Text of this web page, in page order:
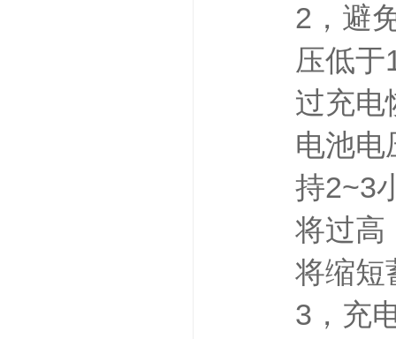
2，避
压低于
过充电
电池电
持2~3
将过高
将缩短
3，充